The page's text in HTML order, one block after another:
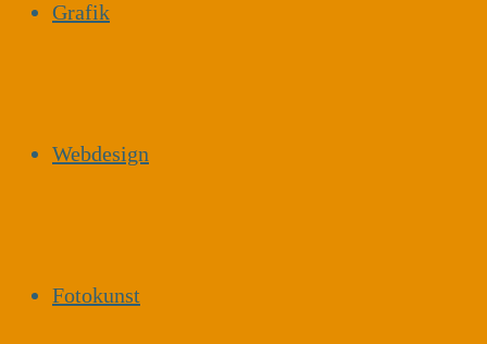
Grafik
Webdesign
Fotokunst